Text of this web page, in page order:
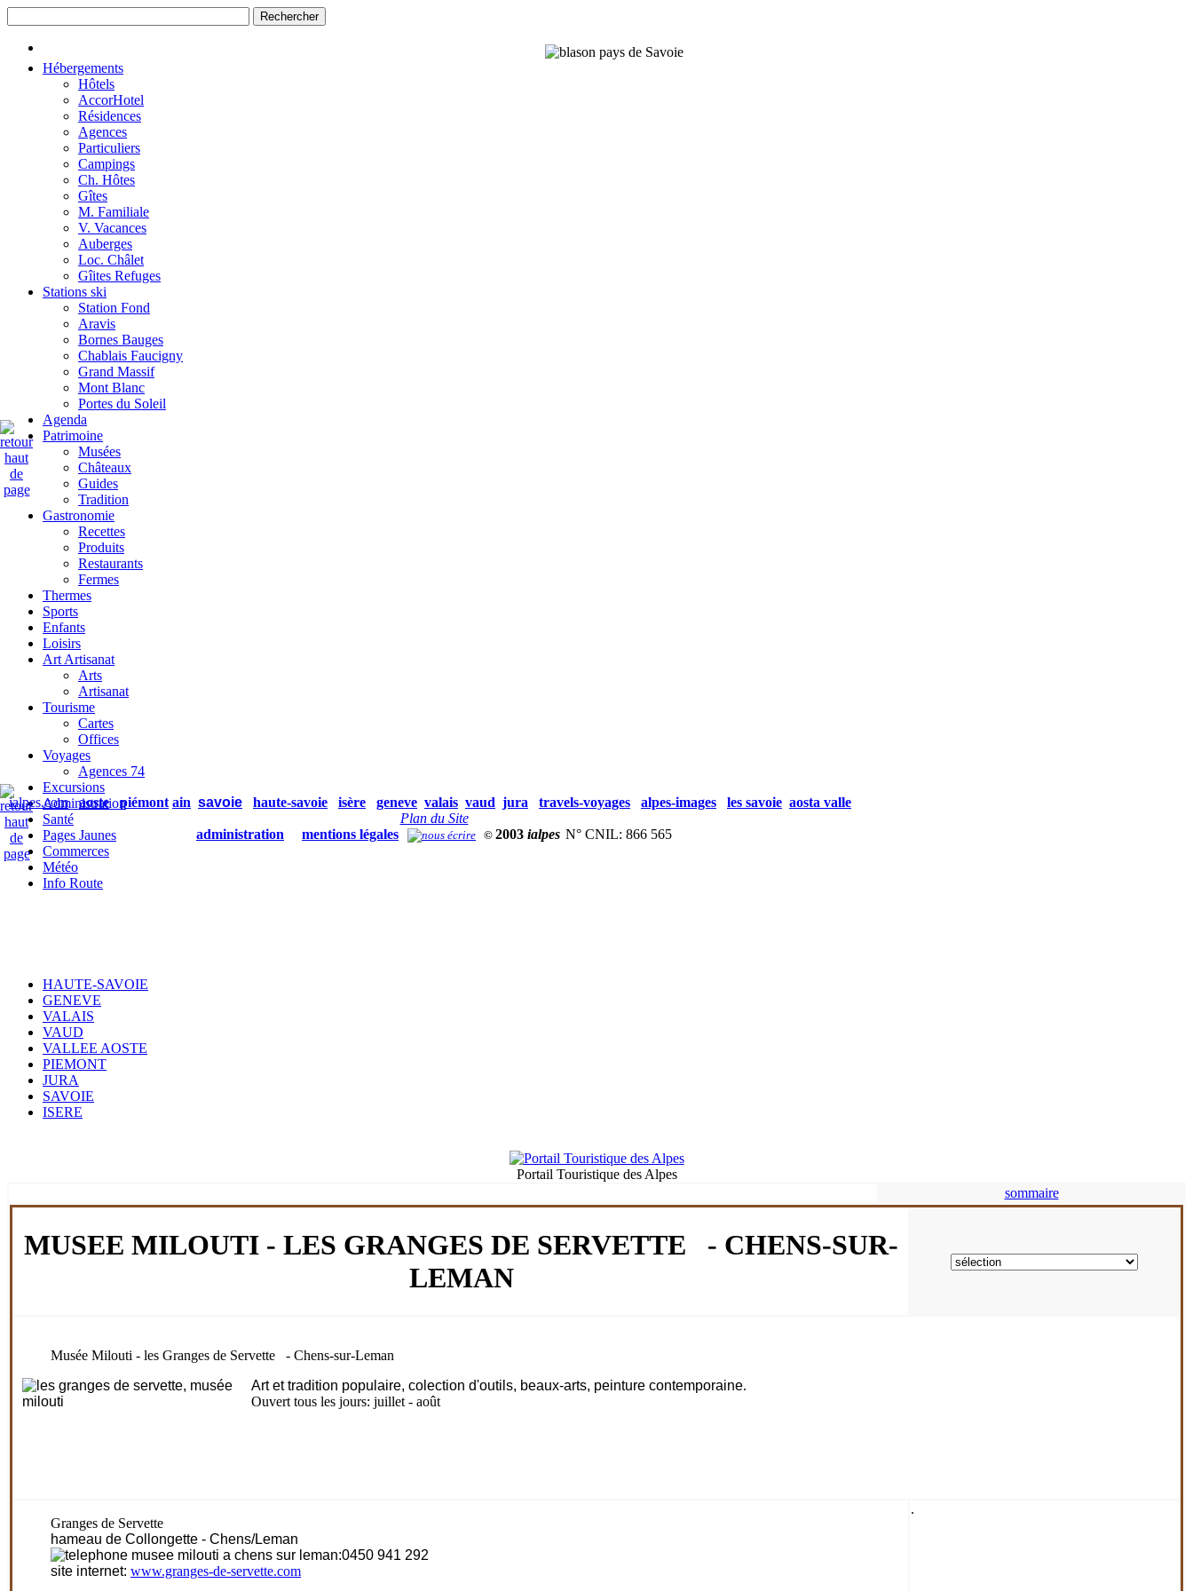
ialpes.com aoste piémont ain savoie haute-savoie isère geneve valais vaud jura travels-voyages alpes-images les savoie aosta valle
Plan du Site
administration
mentions légales © 2003 ialpes N° CNIL: 866 565
Hébergements
Hôtels
AccorHotel
Résidences
Agences
Particuliers
Campings
Ch. Hôtes
Gîtes
M. Familiale
V. Vacances
Auberges
Loc. Châlet
Gîites Refuges
Stations ski
Station Fond
Aravis
Bornes Bauges
Chablais Faucigny
Grand Massif
Mont Blanc
Portes du Soleil
Agenda
Patrimoine
Musées
Châteaux
Guides
Tradition
Gastronomie
Recettes
Produits
Restaurants
Fermes
Thermes
Sports
Enfants
Loisirs
Art Artisanat
Arts
Artisanat
Tourisme
Cartes
Offices
Voyages
Agences 74
Excursions
Administration
Santé
Pages Jaunes
Commerces
Météo
Info Route
HAUTE-SAVOIE
GENEVE
VALAIS
VAUD
VALLEE AOSTE
PIEMONT
JURA
SAVOIE
ISERE
Portail Touristique des Alpes
sommaire
MUSEE MILOUTI - LES GRANGES DE SERVETTE - CHENS-SUR-
LEMAN
Musée Milouti - les Granges de Servette - Chens-sur-Leman
Art et tradition populaire, colection d'outils, beaux-arts, peinture contemporaine.
Ouvert tous les jours: juillet - août
Granges de Servette
hameau de Collongette - Chens/Leman
:0450 941 292
site internet: www.granges-de-servette.com
.